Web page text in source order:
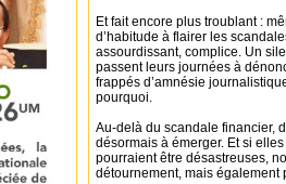
Et fait encore plus troublant :
d’habitude à flairer les
assourdissant, complice. Un
passent leurs journées à
frappés d’amnésie
pourquoi.
Au-delà du scandale financier,
désormais à émerger. Et si
pourraient être désastreuses,
détournement, mais également